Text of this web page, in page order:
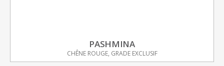
PASHMINA
CHÊNE ROUGE, GRADE EXCLUSIF